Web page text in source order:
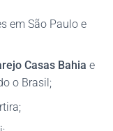
em São Paulo e
Casas Bahia e
o Brasil;